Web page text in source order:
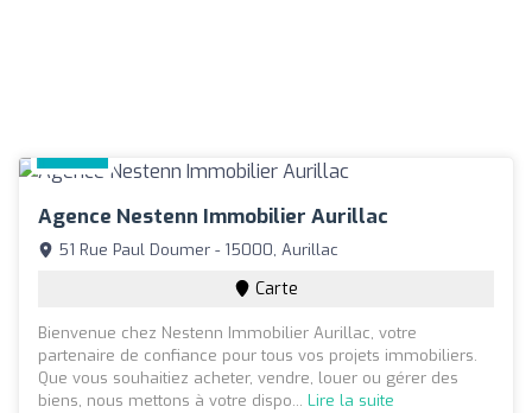
Agence Nestenn Immobilier Aurillac
51 Rue Paul Doumer - 15000, Aurillac
Carte
Bienvenue chez Nestenn Immobilier Aurillac, votre
partenaire de confiance pour tous vos projets immobiliers.
Que vous souhaitiez acheter, vendre, louer ou gérer des
biens, nous mettons à votre dispo... Lire la suite